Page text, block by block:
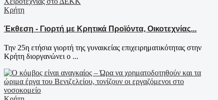
Κρήτη
Έκθεση - Γιορτή με Κρητικά Προϊόντα, Οικοτεχνίας...
Την 25η ετήσια γιορτή της γυναικείας επιχειρηματικότητας στην
Κρήτη διοργανώνει ο ...